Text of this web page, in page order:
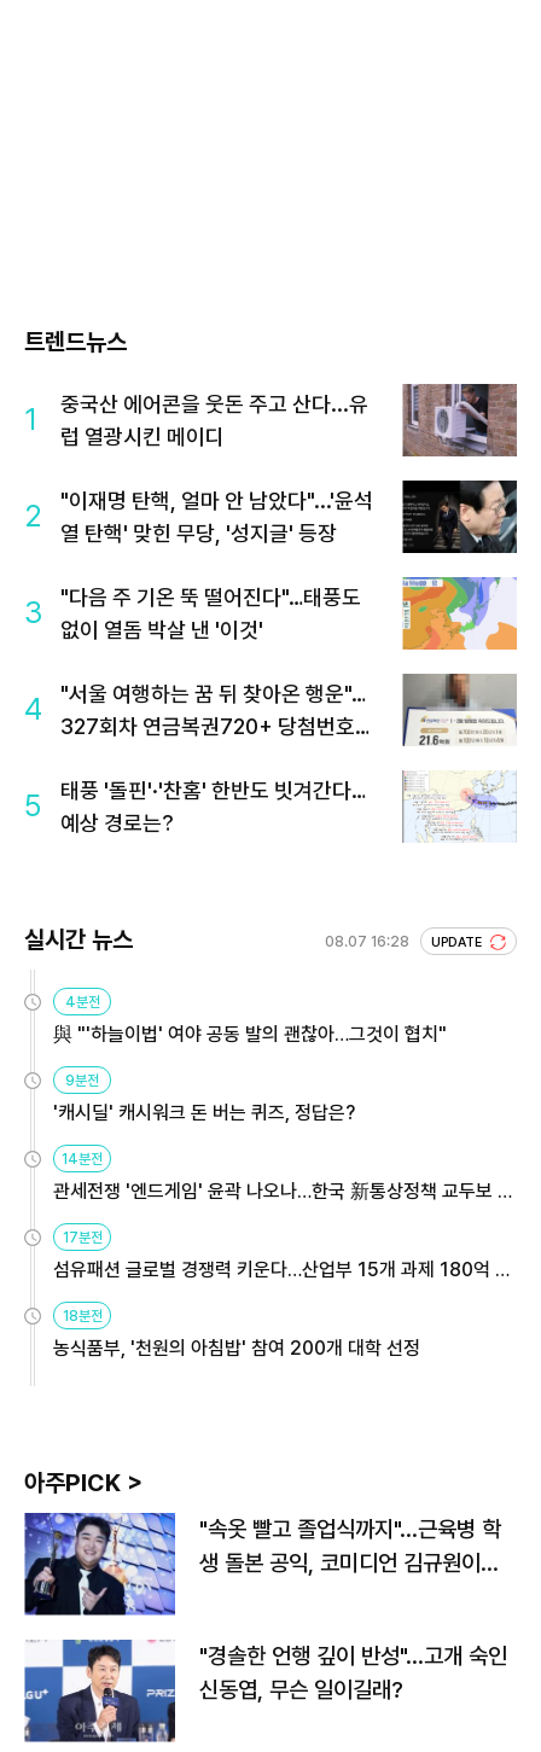
트렌드뉴스
1
중국산 에어콘을 웃돈 주고 산다...유
럽 열광시킨 메이디
2
"이재명 탄핵, 얼마 안 남았다"...'윤석
열 탄핵' 맞힌 무당, '성지글' 등장
3
"다음 주 기온 뚝 떨어진다"…태풍도
없이 열돔 박살 낸 '이것'
4
"서울 여행하는 꿈 뒤 찾아온 행운"…
327회차 연금복권720+ 당첨번호조
5
태풍 '돌핀'·'찬홈' 한반도 빗겨간다…
예상 경로는?
실시간 뉴스 08.07 16:28 UPDATE
4분전
與 "'하늘이법' 여야 공동 발의 괜찮아…그것이 협치"
9분전
'캐시딜' 캐시워크 돈 버는 퀴즈, 정답은?
14분전
관세전쟁 '엔드게임' 윤곽 나오나…한국 新통상정책 교두보 활
용해야
17분전
섬유패션 글로벌 경쟁력 키운다…산업부 15개 과제 180억 지
원
18분전
농식품부, '천원의 아침밥' 참여 200개 대학 선정
아주PICK >
"속옷 빨고 졸업식까지"…근육병 학
생 돌본 공익, 코미디언 김규원이었
"경솔한 언행 깊이 반성"…고개 숙인
신동엽, 무슨 일이길래?